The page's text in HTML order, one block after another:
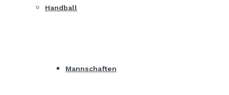
Handball
Mannschaften